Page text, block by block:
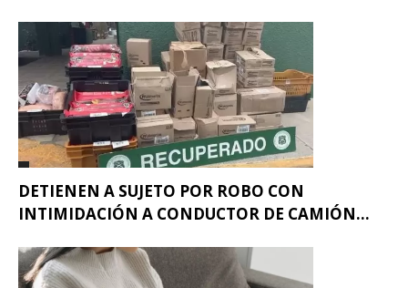
DETIENEN A SUJETO POR ROBO CON
INTIMIDACIÓN A CONDUCTOR DE CAMIÓN...